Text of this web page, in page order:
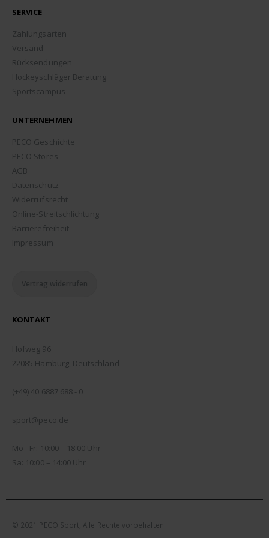
SERVICE
Zahlungsarten
Versand
Rücksendungen
Hockeyschläger Beratung
Sportscampus
UNTERNEHMEN
PECO Geschichte
PECO Stores
AGB
Datenschutz
Widerrufsrecht
Online-Streitschlichtung
Barrierefreiheit
Impressum
Vertrag widerrufen
KONTAKT
Hofweg 96
22085 Hamburg, Deutschland
(+49) 40 6887 688 - 0
sport@peco.de
Mo - Fr: 10:00 – 18:00 Uhr
Sa: 10:00 – 14:00 Uhr
© 2021 PECO Sport, Alle Rechte vorbehalten.